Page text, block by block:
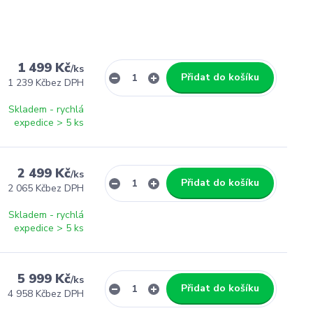
1 499 Kč/ks
1 239 Kčbez DPH
Skladem - rychlá
expedice > 5 ks
Přidat do košíku
2 499 Kč/ks
2 065 Kčbez DPH
Skladem - rychlá
expedice > 5 ks
Přidat do košíku
5 999 Kč/ks
4 958 Kčbez DPH
Přidat do košíku